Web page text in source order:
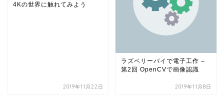
4Kの世界に触れてみよう
2019年11月22日
ラズベリーパイで電子工作 –
第2回 OpenCVで画像認識
2019年11月8日